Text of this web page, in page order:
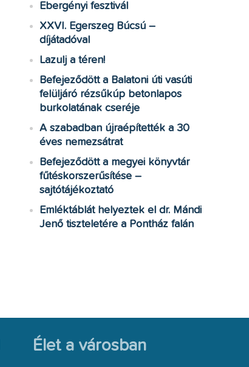
Ebergényi fesztivál
XXVI. Egerszeg Búcsú –
díjátadóval
Lazulj a téren!
Befejeződött a Balatoni úti vasúti
felüljáró rézsűkúp betonlapos
burkolatának cseréje
A szabadban újraépítették a 30
éves nemezsátrat
Befejeződött a megyei könyvtár
fűtéskorszerűsítése –
sajtótájékoztató
Emléktáblát helyeztek el dr. Mándi
Jenő tiszteletére a Pontház falán
Élet a városban